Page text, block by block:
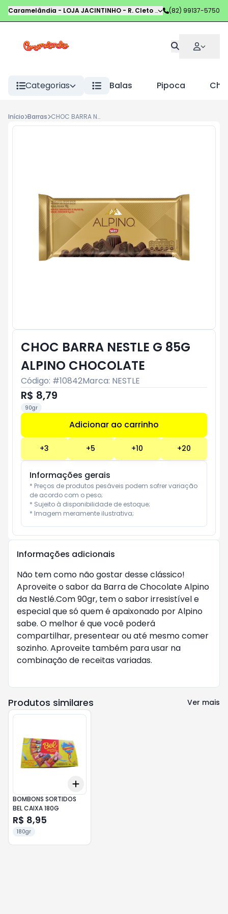
Caramelândia - LOJA JACINTINHO - R. Cleto Campelo,Maceió-AL
(82) 99137-5750
Categorias Balas Pipoca
Início Barras CHOC BARRA NESTLE G 85G ALPINO CHOCOLATE
CHOC BARRA NESTLE G 85G
ALPINO CHOCOLATE
Código: #10842Marca: NESTLE
R$ 8,79
90gr
Adicionar ao carrinho
+3 +5 +10 +20
Informações gerais
* Preços de produtos pesáveis podem sofrer variação
de acordo com o peso;
* Sujeito à disponibilidade de estoque;
* Imagem meramente ilustrativa;
Informações adicionais
Não tem como não gostar desse clássico!
Aproveite o sabor da Barra de Chocolate Alpino
da Nestlé.Com 90gr, tem o sabor irresistível e
especial que só quem é apaixonado por Alpino
sabe. O melhor é que você poderá
compartilhar, presentear ou até mesmo comer
sozinho. Aproveite também para usar na
combinação de receitas variadas.
Produtos similares Ver mais
Add
BOMBONS SORTIDOS
BEL CAIXA 180G
R$ 8,95
180gr